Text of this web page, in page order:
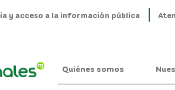
y acceso a la información pública
Quiénes somos